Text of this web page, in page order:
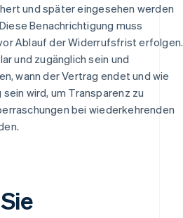
und später eingesehen werden
Benachrichtigung muss
Ablauf der Widerrufsfrist erfolgen.
und zugänglich sein und
wann der Vertrag endet und wie
wird, um Transparenz zu
bei wiederkehrenden